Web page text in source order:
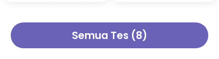
membentuk kepribadian
Anda? Berdasarkan teori
analisis kepribadian yang
pertanyaan ini untuk
memeriksa Tes Usia Mental
Semua Tes (8)